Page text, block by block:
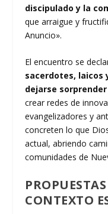
discipulado y la
que arraigue y
Anuncio».
El encuentro se
sacerdotes, laicos
dejarse
crear redes de
evangelizadores y
concreten lo que
actual, abriendo
comunidades de
CONTEXTO